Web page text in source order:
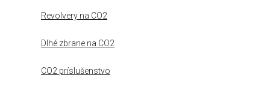
Revolvery na CO2
Dlhé zbrane na CO2
CO2 príslušenstvo